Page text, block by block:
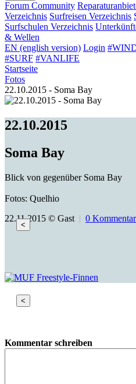
Forum Community
Verzeichnis Surfreisen Verzeichnis
Surfschulen Verzeichnis
& Wellen
EN (english version) Login
#SURF #VANLIFE
Startseite
Fotos
22.10.2015 - Soma Bay
22.10.2015
Soma Bay
Blick von gegenüber Soma Bay
Fotos: Quelhio
22.11.2015 © Gast | 0
<
<
Kommentar schreiben